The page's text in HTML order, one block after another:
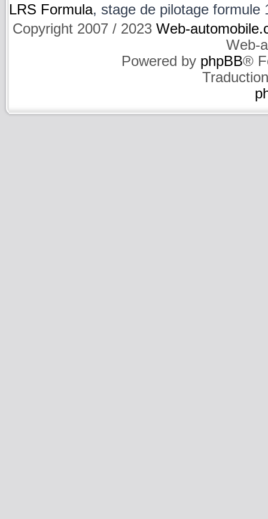
LRS Formula, stage de pilotage formule
Copyright 2007 / 2023 Web-
Web-
Powered by phpBB®